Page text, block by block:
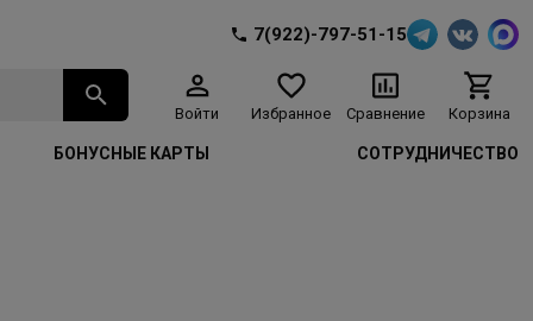
7(922)-797-51-15
Войти Избранное Сравнение Корзина
БОНУСНЫЕ КАРТЫ СОТРУДНИЧЕСТВО